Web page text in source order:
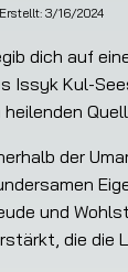
Erstellt: 3/16/2024
dich auf
Issyk Kul-
heilenden
der
und
die die